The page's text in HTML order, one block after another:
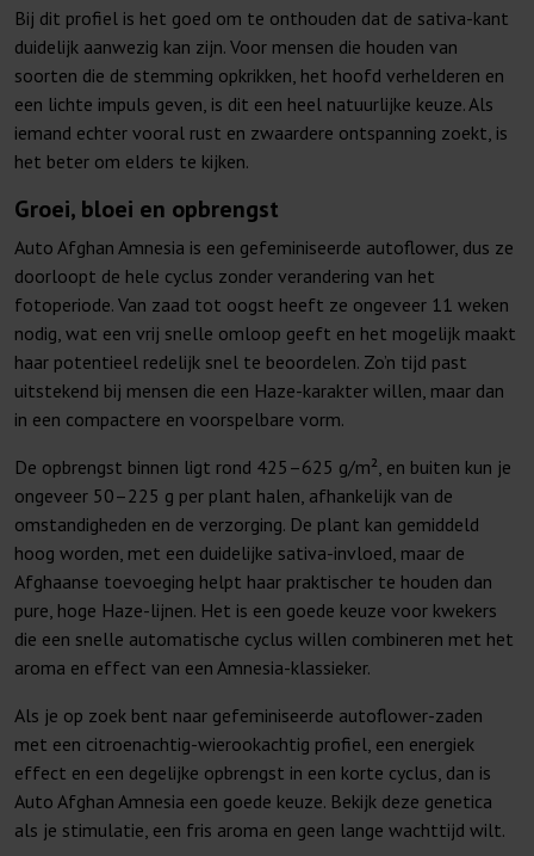
Bij dit profiel is het goed om te onthouden dat de sativa-kant
duidelijk aanwezig kan zijn. Voor mensen die houden van
soorten die de stemming opkrikken, het hoofd verhelderen en
een lichte impuls geven, is dit een heel natuurlijke keuze. Als
iemand echter vooral rust en zwaardere ontspanning zoekt, is
het beter om elders te kijken.
Groei, bloei en opbrengst
Auto Afghan Amnesia is een gefeminiseerde autoflower, dus ze
doorloopt de hele cyclus zonder verandering van het
fotoperiode. Van zaad tot oogst heeft ze ongeveer 11 weken
nodig, wat een vrij snelle omloop geeft en het mogelijk maakt
haar potentieel redelijk snel te beoordelen. Zo’n tijd past
uitstekend bij mensen die een Haze-karakter willen, maar dan
in een compactere en voorspelbare vorm.
De opbrengst binnen ligt rond 425–625 g/m², en buiten kun je
ongeveer 50–225 g per plant halen, afhankelijk van de
omstandigheden en de verzorging. De plant kan gemiddeld
hoog worden, met een duidelijke sativa-invloed, maar de
Afghaanse toevoeging helpt haar praktischer te houden dan
pure, hoge Haze-lijnen. Het is een goede keuze voor kwekers
die een snelle automatische cyclus willen combineren met het
aroma en effect van een Amnesia-klassieker.
Als je op zoek bent naar gefeminiseerde autoflower-zaden
met een citroenachtig-wierookachtig profiel, een energiek
effect en een degelijke opbrengst in een korte cyclus, dan is
Auto Afghan Amnesia een goede keuze. Bekijk deze genetica
als je stimulatie, een fris aroma en geen lange wachttijd wilt.